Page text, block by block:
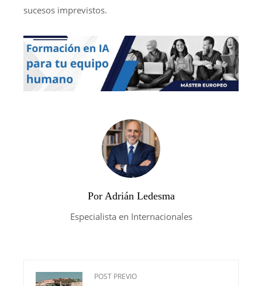
sucesos imprevistos.
Por Adrián Ledesma
Especialista en Internacionales
POST PREVIO